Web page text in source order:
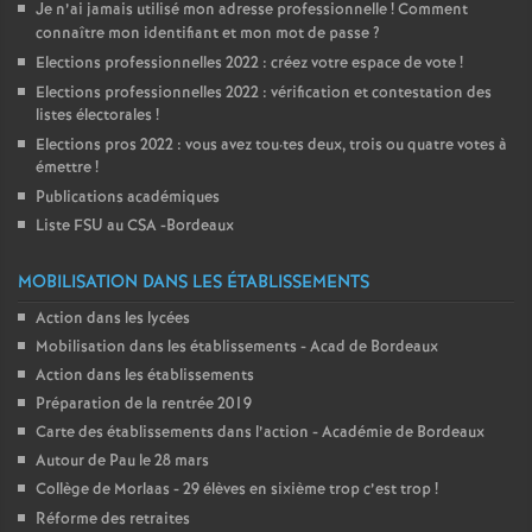
Je n’ai jamais utilisé mon adresse professionnelle! Comment
connaître mon identifiant et mon mot de passe?
Elections professionnelles 2022 : créez votre espace de vote!
Elections professionnelles 2022 : vérification et contestation des
listes électorales !
Elections pros 2022 : vous avez tou·tes deux, trois ou quatre votes à
émettre!
Publications académiques
Liste FSU au CSA -Bordeaux
MOBILISATION DANS LES ÉTABLISSEMENTS
Action dans les lycées
Mobilisation dans les établissements - Acad de Bordeaux
Action dans les établissements
Préparation de la rentrée 2019
Carte des établissements dans l’action - Académie de Bordeaux
Autour de Pau le 28 mars
Collège de Morlaas - 29 élèves en sixième trop c’est trop!
Réforme des retraites